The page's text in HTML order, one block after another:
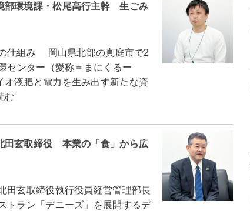
部環境課・松尾高行主幹 生ごみ
組み 岡山県北部の真庭市で2
センター（愛称＝まにくるー
液肥と電力を生み出す新たな資
む
田玄取締役 本業の「食」から広
玄取締役執行役員経営管理部長
ラン「デニーズ」を展開するデ